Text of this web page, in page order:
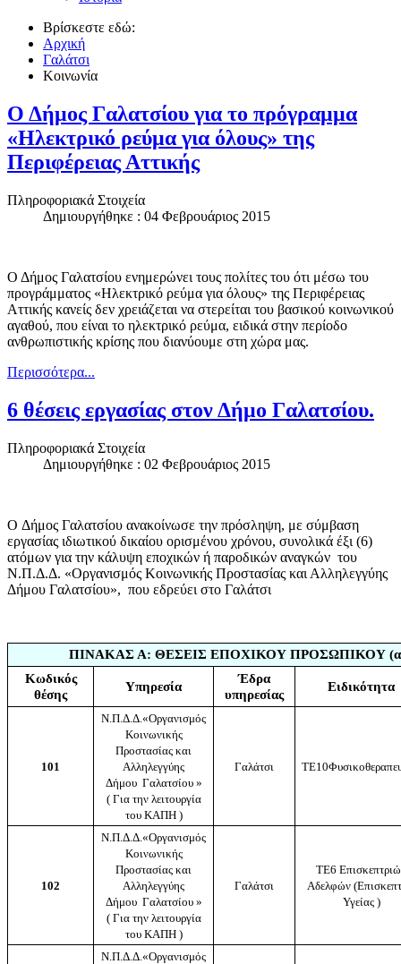
Βρίσκεστε εδώ:
Αρχική
Γαλάτσι
Κοινωνία
Ο Δήμος Γαλατσίου για το πρόγραμμα
«Ηλεκτρικό ρεύμα για όλους» της
Περιφέρειας Αττικής
Πληροφοριακά Στοιχεία
Δημιουργήθηκε : 04 Φεβρουάριος 2015
Ο Δήμος Γαλατσίου ενημερώνει τους πολίτες του ότι μέσω του
προγράμματος «Ηλεκτρικό ρεύμα για όλους» της Περιφέρειας
Αττικής κανείς δεν χρειάζεται να στερείται του βασικού κοινωνικού
αγαθού, που είναι το ηλεκτρικό ρεύμα, ειδικά στην περίοδο
ανθρωπιστικής κρίσης που διανύουμε στη χώρα μας.
Περισσότερα...
6 θέσεις εργασίας στον Δήμο Γαλατσίου.
Πληροφοριακά Στοιχεία
Δημιουργήθηκε : 02 Φεβρουάριος 2015
O Δήμος Γαλατσίου ανακοίνωσε την πρόσληψη, με σύμβαση
εργασίας ιδιωτικού δικαίου ορισμένου χρόνου, συνολικά έξι (6)
ατόμων για την κάλυψη εποχικών ή παροδικών αναγκών του
Ν.Π.Δ.Δ. «Οργανισμός Κοινωνικής Προστασίας και Αλληλεγγύης
Δήμου Γαλατσίου», που εδρεύει στο Γαλάτσι
ΠΙΝΑΚΑΣ Α: ΘΕΣΕΙΣ ΕΠΟΧΙΚΟΥ ΠΡΟΣΩΠΙΚΟΥ (ανά
Κωδικός
θέσης
Υπηρεσία
Έδρα
υπηρεσίας
Ειδικότητα
101
Ν.Π.Δ.Δ.«Οργανισμός
Κοινωνικής
Προστασίας και
Αλληλεγγύης
Δήμου Γαλατσίου »
( Για την λειτουργία
του ΚΑΠΗ )
Γαλάτσι ΤΕ10
102
Ν.Π.Δ.Δ.«Οργανισμός
Κοινωνικής
Προστασίας και
Αλληλεγγύης
Δήμου Γαλατσίου »
( Για την λειτουργία
του ΚΑΠΗ )
Γαλάτσι
ΤΕ6
Αδελφών
Υγείας )
Ν.Π.Δ.Δ.«Οργανισμός